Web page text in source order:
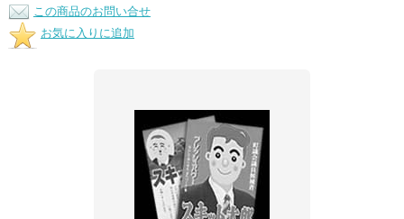
この商品のお問い合せ
お気に入りに追加